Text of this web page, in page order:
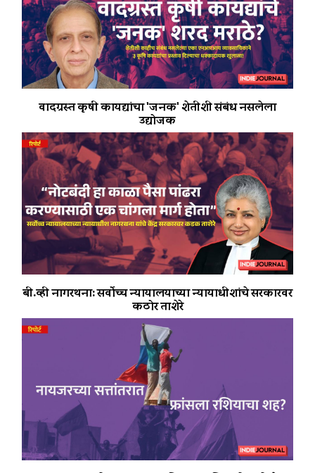
वादग्रस्त कृषी कायद्यांचा 'जनक' शेतीशी संबंध नसलेला
उद्योजक
बी.व्ही नागरथना: सर्वोच्च न्यायालयाच्या न्यायाधीशांचे सरकारवर
कठोर ताशेरे